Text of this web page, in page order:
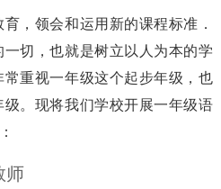
，领会和运用新的课程标准．
切，也就是树立以人为本的学
重视一年级这个起步年级，也
。现将我们学校开展一年级语
师